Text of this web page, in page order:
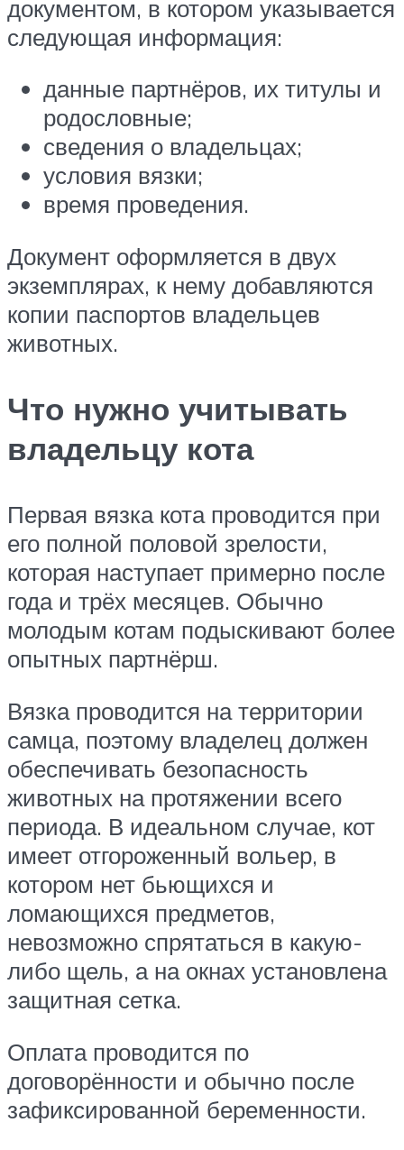
документом, в котором указывается
следующая информация:
данные партнёров, их титулы и
родословные;
сведения о владельцах;
условия вязки;
время проведения.
Документ оформляется в двух
экземплярах, к нему добавляются
копии паспортов владельцев
животных.
Что нужно учитывать
владельцу кота
Первая вязка кота проводится при
его полной половой зрелости,
которая наступает примерно после
года и трёх месяцев. Обычно
молодым котам подыскивают более
опытных партнёрш.
Вязка проводится на территории
самца, поэтому владелец должен
обеспечивать безопасность
животных на протяжении всего
периода. В идеальном случае, кот
имеет отгороженный вольер, в
котором нет бьющихся и
ломающихся предметов,
невозможно спрятаться в какую-
либо щель, а на окнах установлена
защитная сетка.
Оплата проводится по
договорённости и обычно после
зафиксированной беременности.